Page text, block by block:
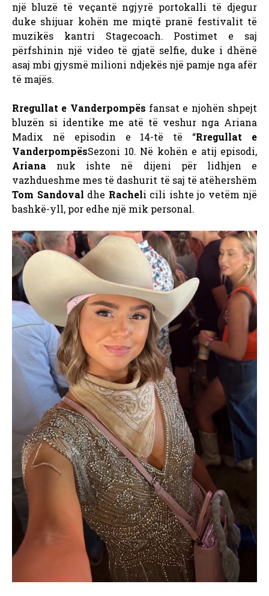
një bluzë të veçantë ngjyrë portokalli të djegur
duke shijuar kohën me miqtë pranë festivalit të
muzikës kantri Stagecoach. Postimet e saj
përfshinin një video të gjatë selfie, duke i dhënë
asaj mbi gjysmë milioni ndjekës një pamje nga afër
të majës.
Rregullat e Vanderpompës fansat e njohën shpejt
bluzën si identike me atë të veshur nga Ariana
Madix në episodin e 14-të të “Rregullat e
VanderpompësSezoni 10. Në kohën e atij episodi,
Ariana nuk ishte në dijeni për lidhjen e
vazhdueshme mes të dashurit të saj të atëhershëm
Tom Sandoval dhe Racheli cili ishte jo vetëm një
bashkë-yll, por edhe një mik personal.